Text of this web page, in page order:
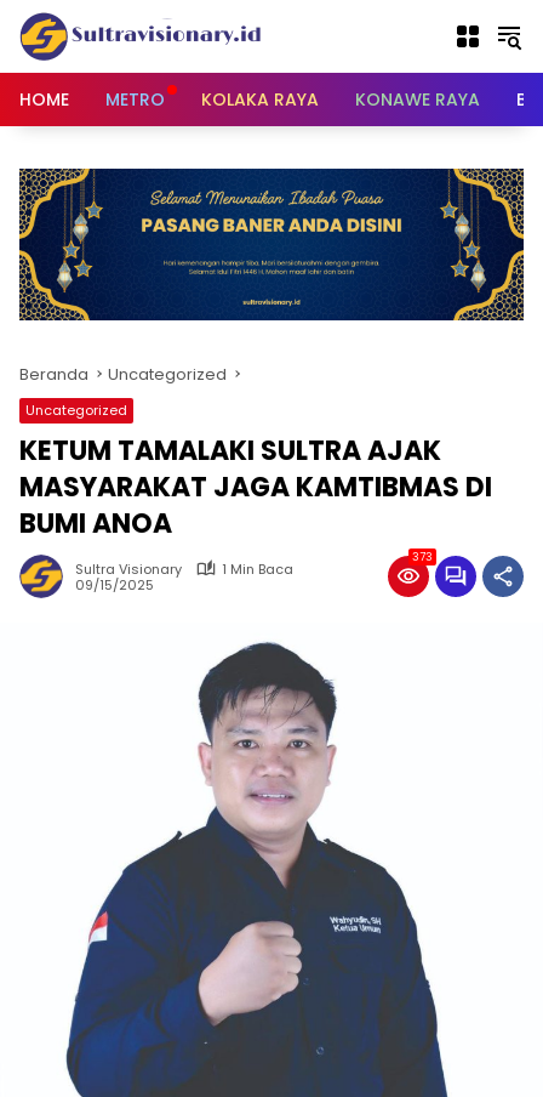
Langsung
konten
HOME
METRO KOLAKA RAYA KONAWE RAYA
Beranda Uncategorized
Uncategorized
KETUM TAMALAKI SULTRA AJAK
MASYARAKAT JAGA KAMTIBMAS DI
BUMI ANOA
Sultra Visionary
1 Min Baca
09/15/2025
373